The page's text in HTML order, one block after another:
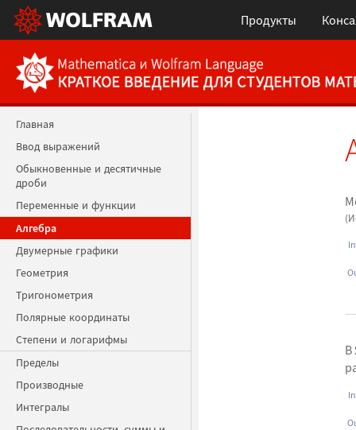
Продукты
Главная
Ввод выражений
Обыкновенные и десятичные
дроби
Переменные и функции
Алгебра
Двумерные графики
Геометрия
Тригонометрия
Полярные координаты
Степени и логарифмы
Пределы
Производные
Интегралы
В